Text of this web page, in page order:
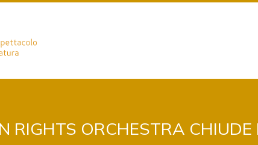
RIGHTS ORCHESTRA